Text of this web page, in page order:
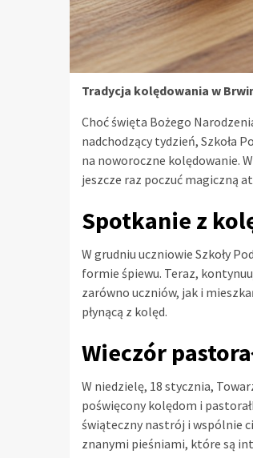
Tradycja kolędowania w
Choć święta Bożego
nadchodzący tydzień, Szkoła
na noworoczne kolędowanie.
jeszcze raz poczuć magiczną
Spotkanie z
W grudniu uczniowie Szkoły
formie śpiewu. Teraz,
zarówno uczniów, jak i
płynącą z kolęd.
Wieczór
W niedzielę, 18 stycznia,
poświęcony kolędom i
świąteczny nastrój i wspólnie
znanymi pieśniami, które są